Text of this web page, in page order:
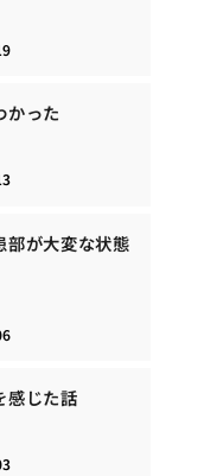
かった
部が大変な状態
感じた話